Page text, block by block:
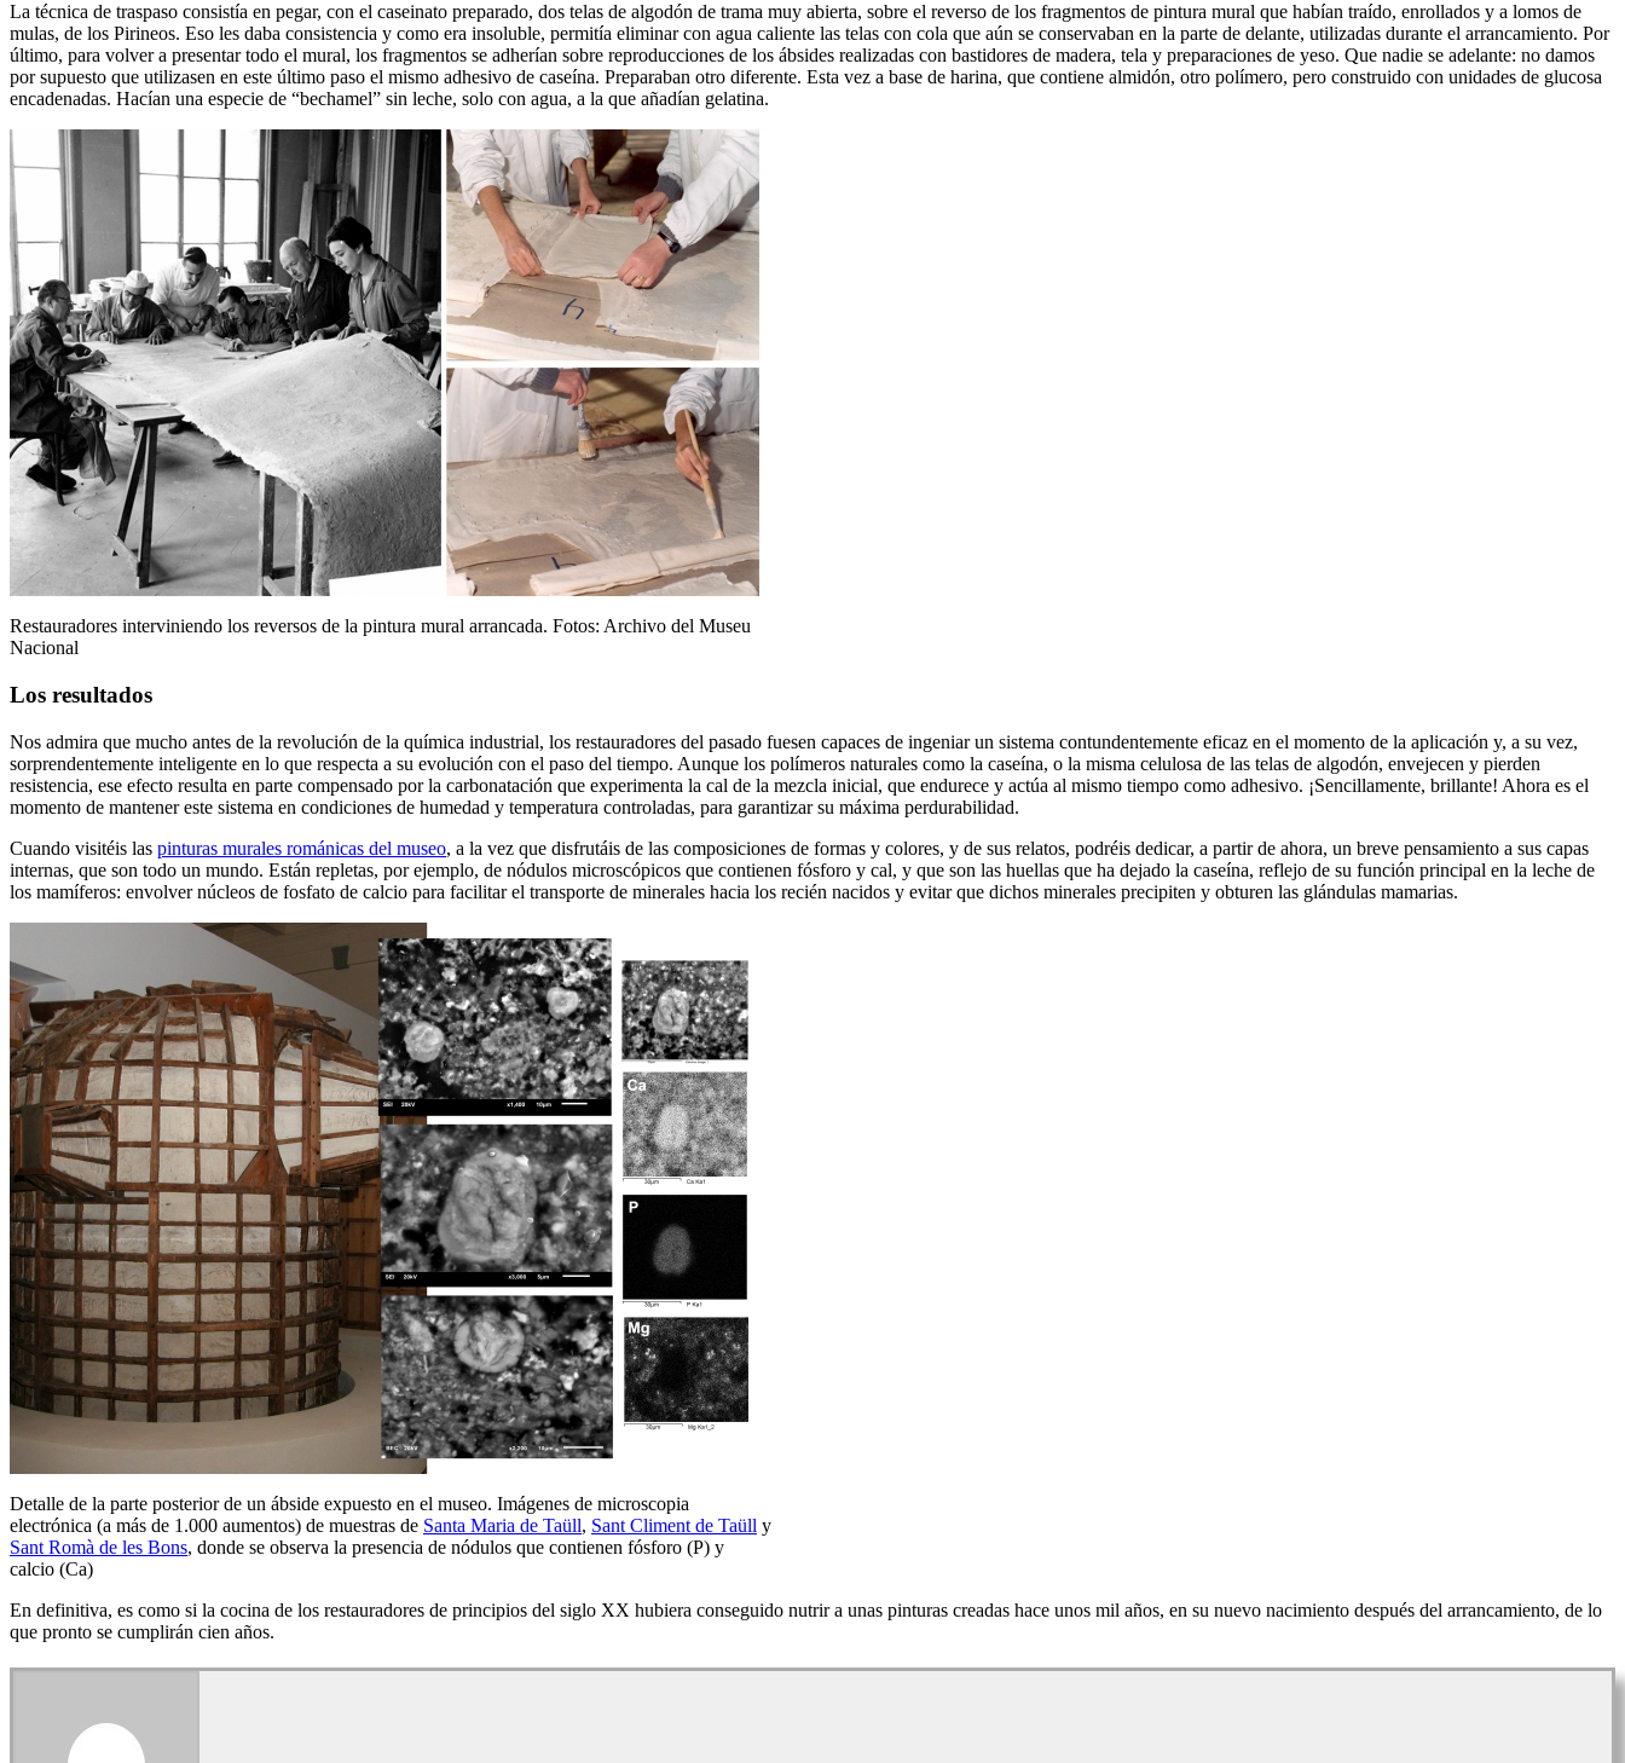
La técnica de traspaso consistía en pegar, con el caseinato preparado, dos telas de algodón de trama muy abierta, sobre el reverso de los fragmentos de pintura mural que habían traído, enrollados y a lomos de
mulas, de los Pirineos. Eso les daba consistencia y como era insoluble, permitía eliminar con agua caliente las telas con cola que aún se conservaban en la parte de delante, utilizadas durante el arrancamiento. Por
último, para volver a presentar todo el mural, los fragmentos se adherían sobre reproducciones de los ábsides realizadas con bastidores de madera, tela y preparaciones de yeso. Que nadie se adelante: no damos
por supuesto que utilizasen en este último paso el mismo adhesivo de caseína. Preparaban otro diferente. Esta vez a base de harina, que contiene almidón, otro polímero, pero construido con unidades de glucosa
encadenadas. Hacían una especie de “bechamel” sin leche, solo con agua, a la que añadían gelatina.
Restauradores interviniendo los reversos de la pintura mural arrancada. Fotos: Archivo del Museu
Nacional
Los resultados
Nos admira que mucho antes de la revolución de la química industrial, los restauradores del pasado fuesen capaces de ingeniar un sistema contundentemente eficaz en el momento de la aplicación y, a su vez,
sorprendentemente inteligente en lo que respecta a su evolución con el paso del tiempo. Aunque los polímeros naturales como la caseína, o la misma celulosa de las telas de algodón, envejecen y pierden
resistencia, ese efecto resulta en parte compensado por la carbonatación que experimenta la cal de la mezcla inicial, que endurece y actúa al mismo tiempo como adhesivo. ¡Sencillamente, brillante! Ahora es el
momento de mantener este sistema en condiciones de humedad y temperatura controladas, para garantizar su máxima perdurabilidad.
Cuando visitéis las pinturas murales románicas del museo, a la vez que disfrutáis de las composiciones de formas y colores, y de sus relatos, podréis dedicar, a partir de ahora, un breve pensamiento a sus capas
internas, que son todo un mundo. Están repletas, por ejemplo, de nódulos microscópicos que contienen fósforo y cal, y que son las huellas que ha dejado la caseína, reflejo de su función principal en la leche de
los mamíferos: envolver núcleos de fosfato de calcio para facilitar el transporte de minerales hacia los recién nacidos y evitar que dichos minerales precipiten y obturen las glándulas mamarias.
Detalle de la parte posterior de un ábside expuesto en el museo. Imágenes de microscopia
electrónica (a más de 1.000 aumentos) de muestras de Santa Maria de Taüll, Sant Climent de Taüll y
Sant Romà de les Bons, donde se observa la presencia de nódulos que contienen fósforo (P) y
calcio (Ca)
En definitiva, es como si la cocina de los restauradores de principios del siglo XX hubiera conseguido nutrir a unas pinturas creadas hace unos mil años, en su nuevo nacimiento después del arrancamiento, de lo
que pronto se cumplirán cien años.